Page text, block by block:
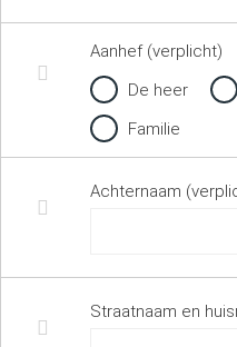
Aanhef (verplicht)
De heer
Familie
Achternaam
Straatnaam en